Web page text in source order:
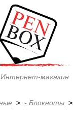
Интернет-магазин
> - Блокноты >